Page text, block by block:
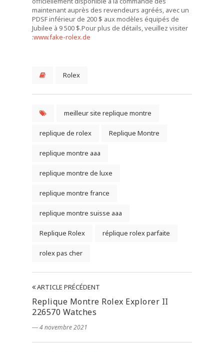
maintenant auprès des revendeurs agréés, avec un
PDSF inférieur de 200 $ aux modèles équipés de
Jubilee à 9 500 $.Pour plus de détails, veuillez visiter
:www.fake-rolex.de
Rolex
meilleur site replique montre
replique de rolex Replique Montre
replique montre aaa
replique montre de luxe
replique montre france
replique montre suisse aaa
Replique Rolex réplique rolex parfaite
rolex pas cher
ARTICLE PRÉCÉDENT
Replique Montre Rolex Explorer II
226570 Watches
― 4 novembre 2021